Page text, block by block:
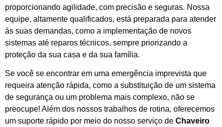
proporcionando agilidade, com precisão e seguras. Nossa
equipe, altamente qualificados, está preparada para atender
às suas demandas, como a implementação de novos
sistemas até reparos técnicos, sempre priorizando a
proteção da sua casa e da sua família.
Se você se encontrar em uma emergência imprevista que
requeira atenção rápida, como a substituição de um sistema
de segurança ou um problema mais complexo, não se
preocupe! Além dos nossos trabalhos de rotina, oferecemos
um suporte rápido por meio do nosso serviço de Chaveiro